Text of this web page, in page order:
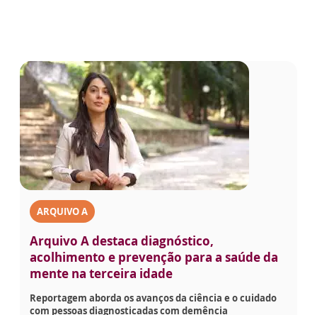
ARQUIVO A
Arquivo A destaca diagnóstico,
acolhimento e prevenção para a saúde da
mente na terceira idade
Reportagem aborda os avanços da ciência e o cuidado
com pessoas diagnosticadas com demência